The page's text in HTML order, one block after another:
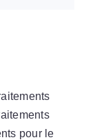
pour le